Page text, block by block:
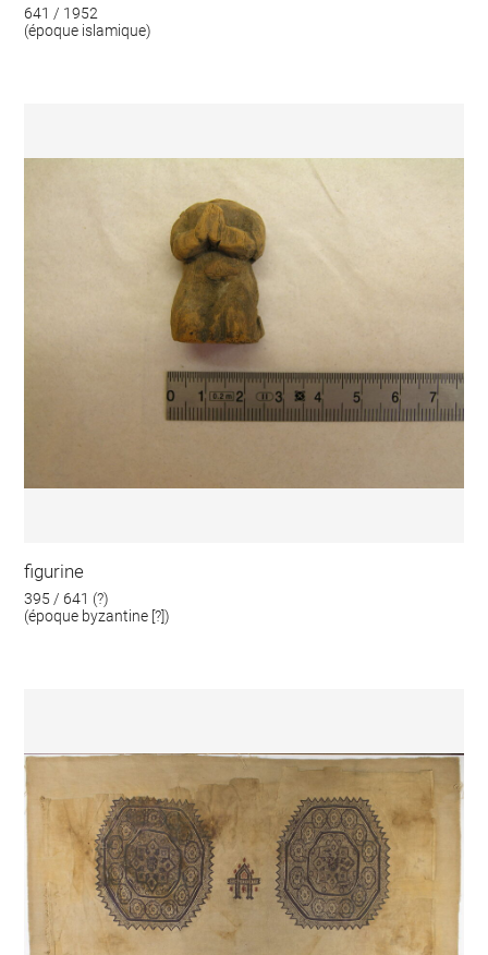
641 / 1952
(époque islamique)
figurine
395 / 641 (?)
(époque byzantine [?])